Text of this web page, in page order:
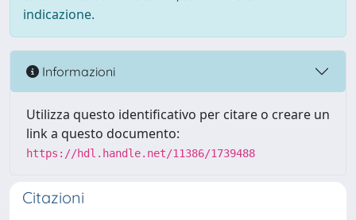
indicazione.
Informazioni
Utilizza questo identificativo per citare o creare un
link a questo documento:
https://hdl.handle.net/11386/1739488
Citazioni